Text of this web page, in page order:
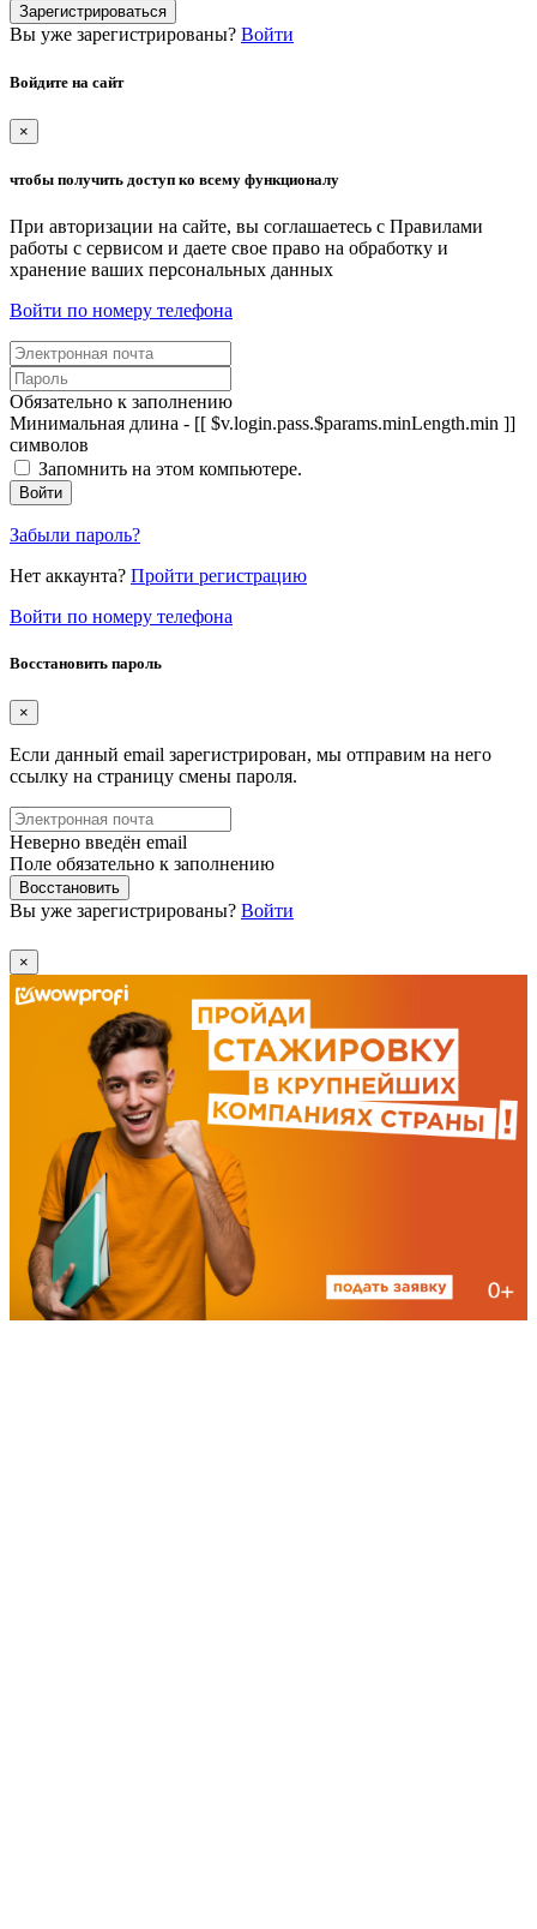
Зарегистрироваться
Вы уже зарегистрированы? Войти
Войдите на сайт
×
чтобы получить доступ ко всему функционалу
При авторизации на сайте, вы соглашаетесь с Правилами
работы с сервисом и даете свое право на обработку и
хранение ваших персональных данных
Войти по номеру телефона
Обязательно к заполнению
Минимальная длина - [[ $v.login.pass.$params.minLength.min ]]
символов
Запомнить на этом компьютере.
Войти
Забыли пароль?
Нет аккаунта? Пройти регистрацию
Войти по номеру телефона
Восстановить пароль
×
Если данный email зарегистрирован, мы отправим на него
ссылку на страницу смены пароля.
Неверно введён email
Поле обязательно к заполнению
Восстановить
Вы уже зарегистрированы? Войти
×